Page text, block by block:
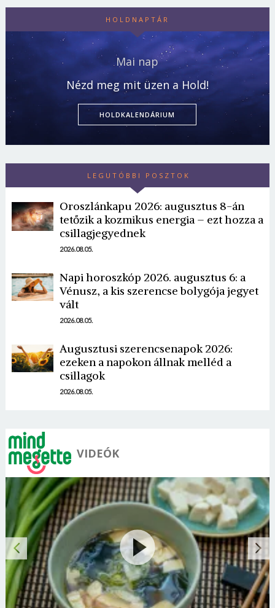
HOLDNAPTÁR
Mai nap
Nézd meg mit üzen a Hold!
HOLDKALENDÁRIUM
LEGUTÓBBI POSZTOK
Oroszlánkapu 2026: augusztus 8-án
tetőzik a kozmikus energia – ezt hozza a
csillagjegyednek
2026.08.05.
Napi horoszkóp 2026. augusztus 6: a
Vénusz, a kis szerencse bolygója jegyet
vált
2026.08.05.
Augusztusi szerencsenapok 2026:
ezeken a napokon állnak melléd a
csillagok
2026.08.05.
VIDEÓK